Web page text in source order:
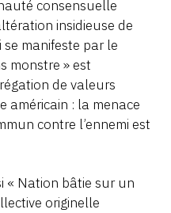
consensuelle
insidieuse de
se manifeste par le
monstre » est
de valeurs
américain : la menace
contre l’ennemi est
« Nation bâtie sur un
originelle